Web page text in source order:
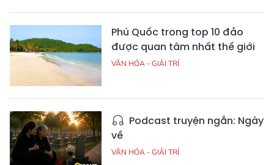
Phú Quốc trong top 10 đảo
được quan tâm nhất thế giới
VĂN HÓA - GIẢI TRÍ
Podcast truyện ngắn: Ngày
về
VĂN HÓA - GIẢI TRÍ